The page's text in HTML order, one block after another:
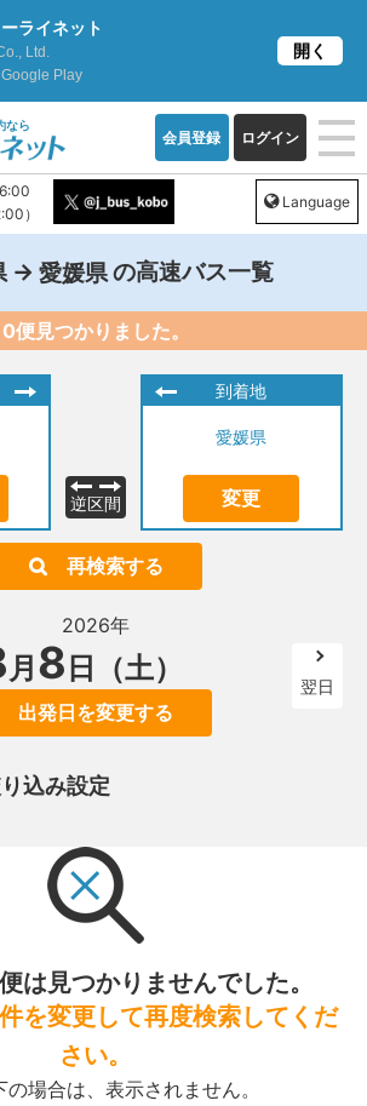
なら
会員登録 ログイン
）
Language
→ 愛媛県の高速バス一覧
0便見つかりました。
逆区間
到着地
愛媛県
変更
再検索する
2026年
月 8 日（土）
出発日を変更する
翌日
込み設定
は見つかりませんでした。
を変更して再度検索してくだ
さい。
の場合は、表示されません。
ライネット
Ltd.
Google Play
開く